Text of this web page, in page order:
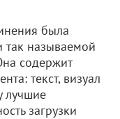
была
так называемой
содержит
текст, визуал
лучшие
загрузки